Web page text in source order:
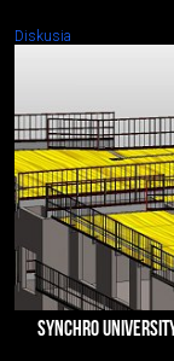
Diskusia
SYNCHRO